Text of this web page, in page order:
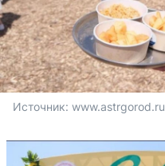
Источник: www.astrgorod.ru